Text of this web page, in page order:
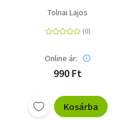
Tolnai Lajos
Online ár:
990 Ft
Kosárba